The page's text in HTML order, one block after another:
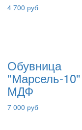
4 700 руб
Обувница
"Марсель-10"
МДФ
7 000 руб